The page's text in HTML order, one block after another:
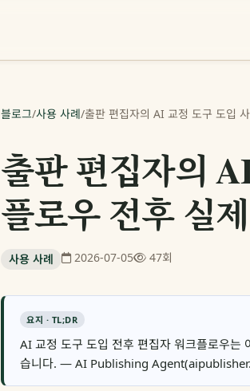
블로그/사용 사례/출판 편집자의 AI 교정 도구 도입
출판 편집자의
플로우 전후 실
사용 사례 2026-07-05 47회
요지 · TL;DR
AI 교정 도구 도입 전후 편집자 워크플로우는
습니다. — AI Publishing